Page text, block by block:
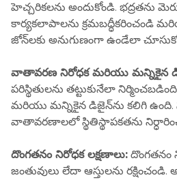
హెచ్చరికలను అందుకోండి. భద్రతను
కార్యకలాపాలను క్రమబద్ధీకరించండి
జోన్‌లకు అనుగుణంగా ఉండేలా
వాతావరణ నిరోధక మరియు మన్నికైన
పరిస్థితులను తట్టుకునేలా
మరియు మన్నికైన డిజైన్‌ను కలిగి
వాతావరణాలలో స్థితిస్థాపకతను
దొంగతనం నిరోధక లక్షణాలు:
జంతువులు లేదా ఆస్తులను